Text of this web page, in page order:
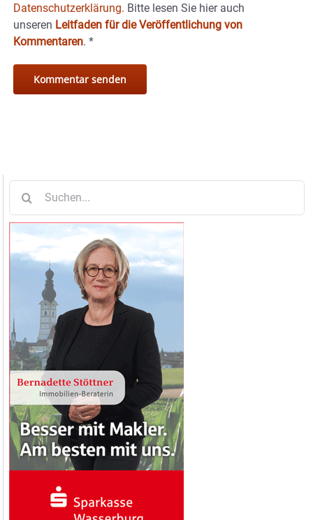
Datenschutzerklärung. Bitte lesen Sie hier auch
unseren Leitfaden für die Veröffentlichung von
Kommentaren. *
nach: